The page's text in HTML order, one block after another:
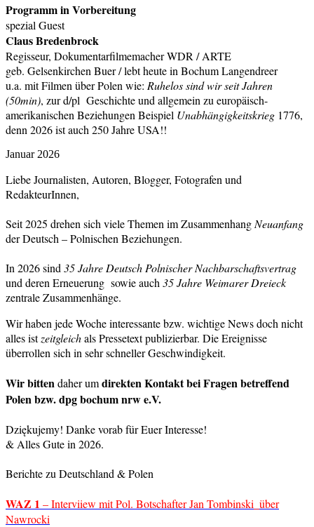
Programm in Vorbereitung
spezial Guest
Claus Bredenbrock
Regisseur, Dokumentarfilmemacher WDR / ARTE
geb. Gelsenkirchen Buer / lebt heute in Bochum Langendreer
u.a. mit Filmen über Polen wie: Ruhelos sind wir seit Jahren
(50min), zur d/pl Geschichte und allgemein zu europäisch-
amerikanischen Beziehungen Beispiel Unabhängigkeitskrieg 1776,
denn 2026 ist auch 250 Jahre USA!!
Januar 2026
Liebe Journalisten, Autoren, Blogger, Fotografen und
RedakteurInnen,
Seit 2025 drehen sich viele Themen im Zusammenhang Neuanfang
der Deutsch – Polnischen Beziehungen.
In 2026 sind 35 Jahre Deutsch Polnischer Nachbarschaftsvertrag
und deren Erneuerung sowie auch 35 Jahre Weimarer Dreieck
zentrale Zusammenhänge.
Wir haben jede Woche interessante bzw. wichtige News doch nicht
alles istzeitgleichals Pressetext publizierbar. Die Ereignisse
überrollen sich in sehr schneller Geschwindigkeit.
Wir bittendaher umdirekten Kontakt bei Fragen betreffend
Polen bzw. dpg bochum nrw e.V.
Dziękujemy! Danke vorab für Euer Interesse!
& Alles Gute in 2026.
Berichte zu Deutschland & Polen
WAZ 1 – Interviiew mit Pol. Botschafter Jan Tombinski_über
Nawrocki